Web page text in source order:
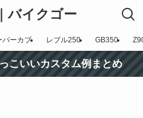
バイクゴー
パーカブ レブル250 GB350
こいいカスタム例まとめ